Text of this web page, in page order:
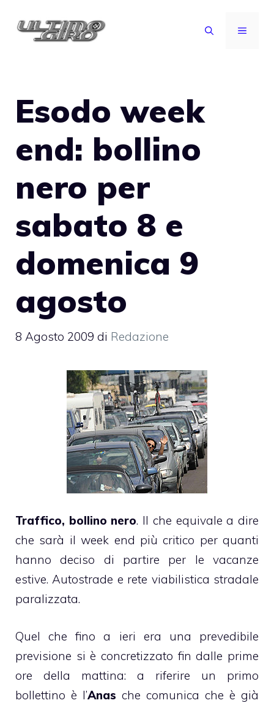
MENU
Esodo week
end: bollino
nero per
sabato 8 e
domenica 9
agosto
8 Agosto 2009 di Redazione
Traffico, bollino nero. Il che equivale a dire
che sarà il week end più critico per quanti
hanno deciso di partire per le vacanze
estive. Autostrade e rete viabilistica stradale
paralizzata.
Quel che fino a ieri era una prevedibile
previsione si è concretizzato fin dalle prime
ore della mattina: a riferire un primo
bollettino è l’Anas che comunica che è già